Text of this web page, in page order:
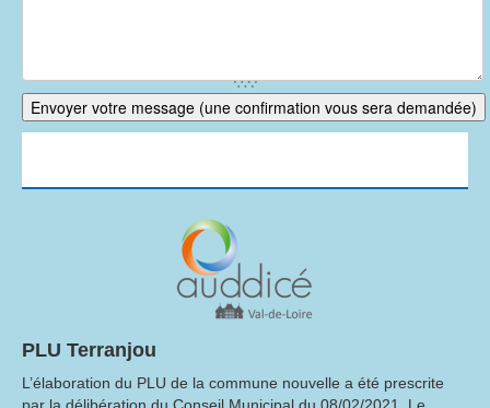
PLU Terranjou
L’élaboration du PLU de la commune nouvelle a été prescrite